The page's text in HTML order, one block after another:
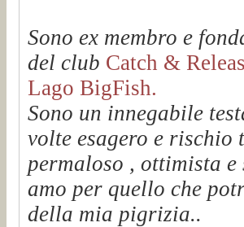
Sono ex membro e
del club Catch &
Lago BigFish.
Sono un innegabile
volte esagero e rischio
permaloso , ottimista
amo per quello che
della mia pigrizia..